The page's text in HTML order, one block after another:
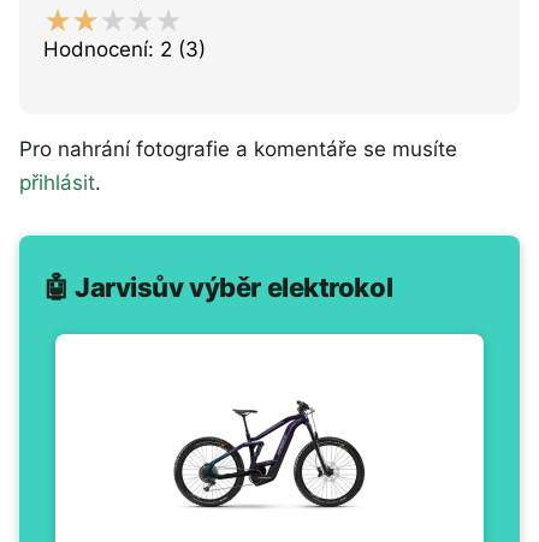
Hodnocení: 2 (3)
Pro nahrání fotografie a komentáře se musíte
přihlásit.
🤖 Jarvisův výběr elektrokol